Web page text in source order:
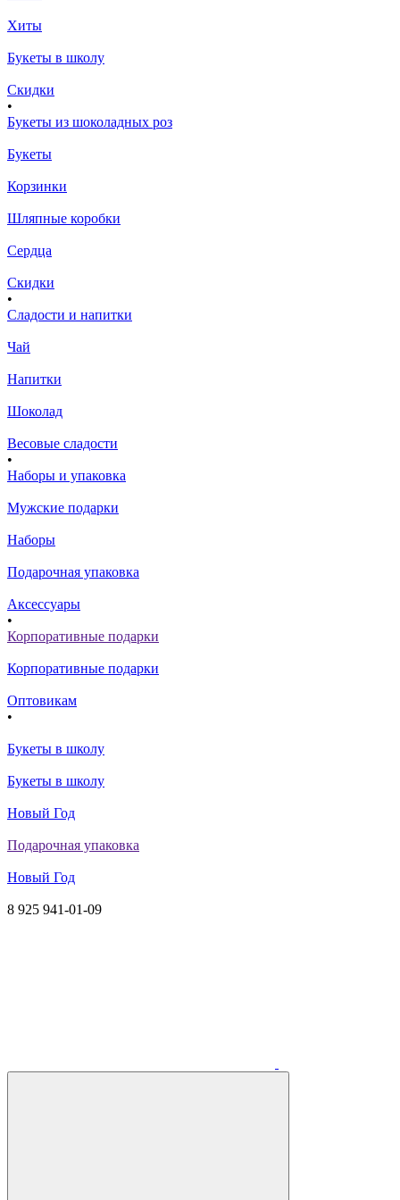
Хиты
Букеты в школу
Скидки
•
Букеты из шоколадных роз
Букеты
Корзинки
Шляпные коробки
Сердца
Скидки
•
Сладости и напитки
Чай
Напитки
Шоколад
Весовые сладости
•
Наборы и упаковка
Мужские подарки
Наборы
Подарочная упаковка
Аксессуары
•
Корпоративные подарки
Корпоративные подарки
Оптовикам
•
Букеты в школу
Букеты в школу
Новый Год
Подарочная упаковка
Новый Год
8 925 941-01-09